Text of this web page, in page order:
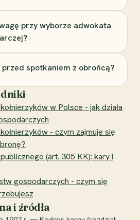
przy wyborze adwokata
spotkaniem z obrońcą?
w Polsce - jak działa
- czym zajmuje się
(art. 305 KK): kary i
gospodarczych - czym się
i źródła